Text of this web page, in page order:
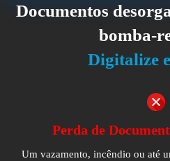
Documentos
bomba-
Digitalize
Perda de
Um vazamento, incêndio ou até